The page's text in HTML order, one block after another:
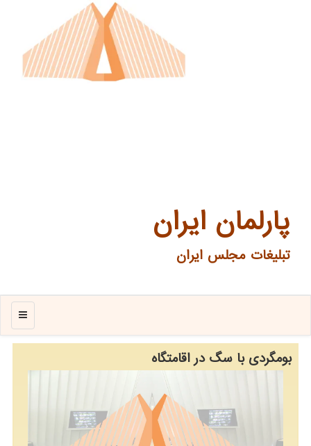
پارلمان ایران
تبلیغات مجلس ایران
منو
بومگردی با سگ در اقامتگاه